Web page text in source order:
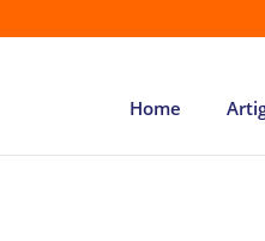
Home